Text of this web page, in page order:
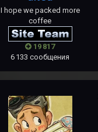
I hope we packed more
coffee
19 817
6 133 сообщения